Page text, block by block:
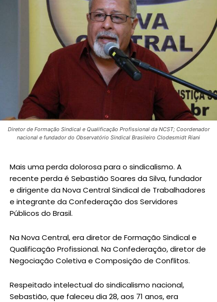
Diretor de Formação Sindical e Qualificação Profissional da NCST; Coordenador
nacional e fundador do Observatório Sindical Brasileiro Clodesmidt Riani
Mais uma perda dolorosa para o sindicalismo. A
recente perda é Sebastião Soares da Silva, fundador
e dirigente da Nova Central Sindical de Trabalhadores
e integrante da Confederação dos Servidores
Públicos do Brasil.
Na Nova Central, era diretor de Formação Sindical e
Qualificação Profissional. Na Confederação, diretor de
Negociação Coletiva e Composição de Conflitos.
Respeitado intelectual do sindicalismo nacional,
Sebastião, que faleceu dia 28, aos 71 anos, era